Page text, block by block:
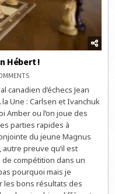
Hébert !
ON
AUX
ÉCHECS
AVEC
JEAN
HÉBERT
!
canadien d’échecs Jean
Une : Carlsen et Ivanchuk
Amber ou l’on joue des
parties rapides à
du jeune Magnus
preuve qu’il est
compétition dans un
pourquoi mais je
les bons résultats des